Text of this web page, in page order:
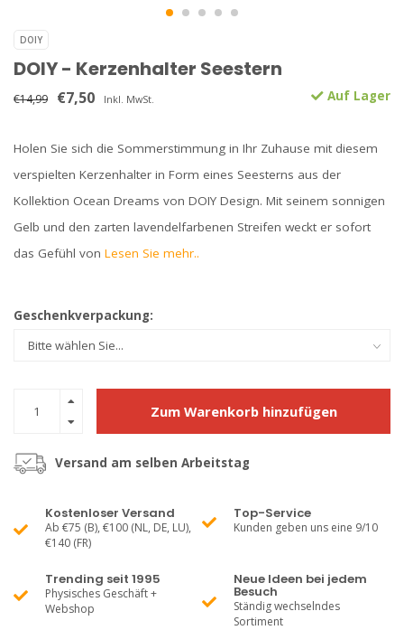
DOIY
DOIY - Kerzenhalter Seestern
€14,99 €7,50 Inkl. MwSt. Auf Lager
Holen Sie sich die Sommerstimmung in Ihr Zuhause mit diesem
verspielten Kerzenhalter in Form eines Seesterns aus der
Kollektion Ocean Dreams von DOIY Design. Mit seinem sonnigen
Gelb und den zarten lavendelfarbenen Streifen weckt er sofort
das Gefühl von Lesen Sie mehr..
Geschenkverpackung:
Zum Warenkorb hinzufügen
Versand am selben Arbeitstag
Kostenloser Versand
Ab €75 (B), €100 (NL, DE, LU),
€140 (FR)
Top-Service
Kunden geben uns eine 9/10
Trending seit 1995
Physisches Geschäft +
Webshop
Neue Ideen bei jedem
Besuch
Ständig wechselndes
Sortiment